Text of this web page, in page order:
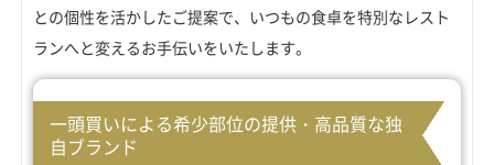
との個性を活かしたご提案で、いつもの食卓を特別なレスト
ランへと変えるお手伝いをいたします。
一頭買いによる希少部位の提供・高品質な独
自ブランド